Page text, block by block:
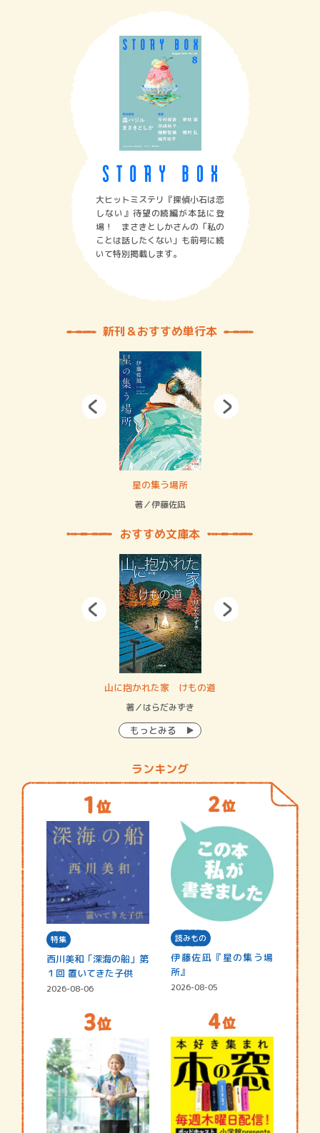
大ヒットミステリ『探偵小石は恋
しない』待望の続編が本誌に登
場！ まさきとしかさんの「私の
ことは話したくない」も前号に続
いて特別掲載します。
新刊＆おすすめ単行本
星の集う場所
著／伊藤佐凪
おすすめ文庫本
山に抱かれた家 けもの道
著／はらだみずき
もっとみる
ランキング
特集
西川美和「深海の船」第
１回 置いてきた子供
2026-08-06
読みもの
伊藤佐凪『星の集う場
所』
2026-08-05